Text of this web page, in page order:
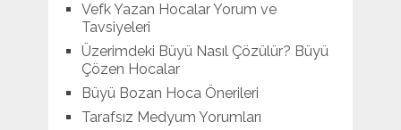
Vefk Yazan Hocalar Yorum ve
Tavsiyeleri
Üzerimdeki Büyü Nasıl Çözülür? Büyü
Çözen Hocalar
Büyü Bozan Hoca Önerileri
Tarafsız Medyum Yorumları